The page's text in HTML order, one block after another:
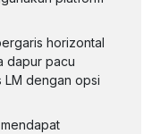
horizontal
dapur pacu
LM dengan opsi